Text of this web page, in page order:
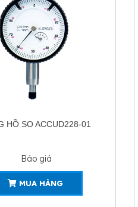
HỒ SO ACCUD228-11
Báo giá
MUA HÀNG